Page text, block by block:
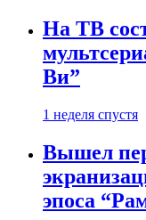
На ТВ
Ви”
1 неделя спустя
Вышел
эпоса